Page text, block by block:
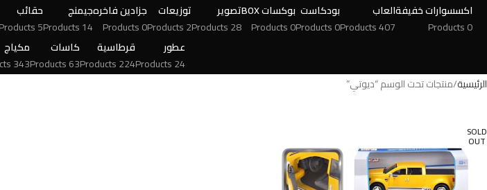
اكسسوارات خفيفة
0 Products
العاب
407 Products
بودكاست
0 Products
بوكسات BOX
0 Products
تصوير
28 Products
توزيعات
2 Products
جزادين فاخره
0 Products
جيمنج
14 Products
حقائب
5 Products
عطور
24 Products
قرطاسية
224 Products
كاسات
63 Products
مكياج
343 Products
الرئيسية منتجات تحت الوسم “ديوتي”
SOLD
OUT